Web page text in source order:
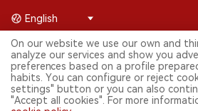
© 2026 Shenzhen 2FIRSTS Technology
reservados.
2FIRSTS solo es accesible para
investigadores, medios y otros profesionales.
está prohibido.
Este sitio web presta servicios a usuarios
English
On our website we use our own and
analyze our services and show you
preferences based on a profile
habits. You can configure or reject
settings" button or you can also
"Accept all cookies". For more